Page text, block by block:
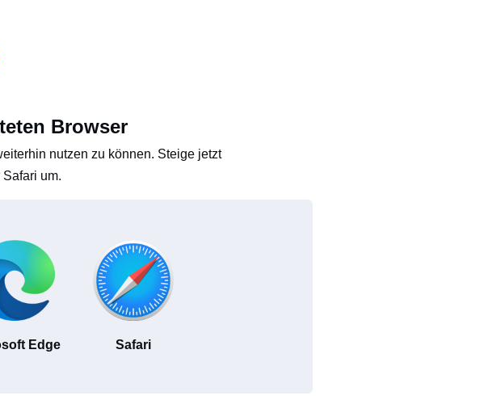
Browser
nutzen zu können. Steige jetzt
um.
Edge Safari